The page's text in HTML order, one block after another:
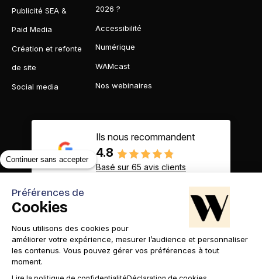
Publicité SEA &
Paid Media
Création et refonte
de site
Social media
2026 ?
Accessibilité
Numérique
WAMcast
Nos webinaires
Ils nous recommandent
4.8
Basé sur 65 avis clients
Contact Appelez-nous
Continuer sans accepter
Préférences de
Cookies
Nous utilisons des cookies pour
améliorer votre expérience, mesurer l’audience et personnaliser
les contenus. Vous pouvez gérer vos préférences à tout
moment.